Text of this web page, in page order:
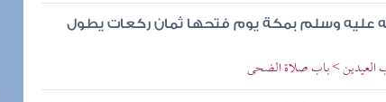
عليه وسلم بمكة يوم فتحها ثمان ركعات يطول
العيدين > باب صلاة الضحى